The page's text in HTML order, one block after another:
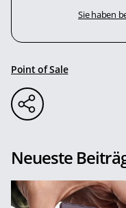
Sie haben
Point of Sale
Neueste